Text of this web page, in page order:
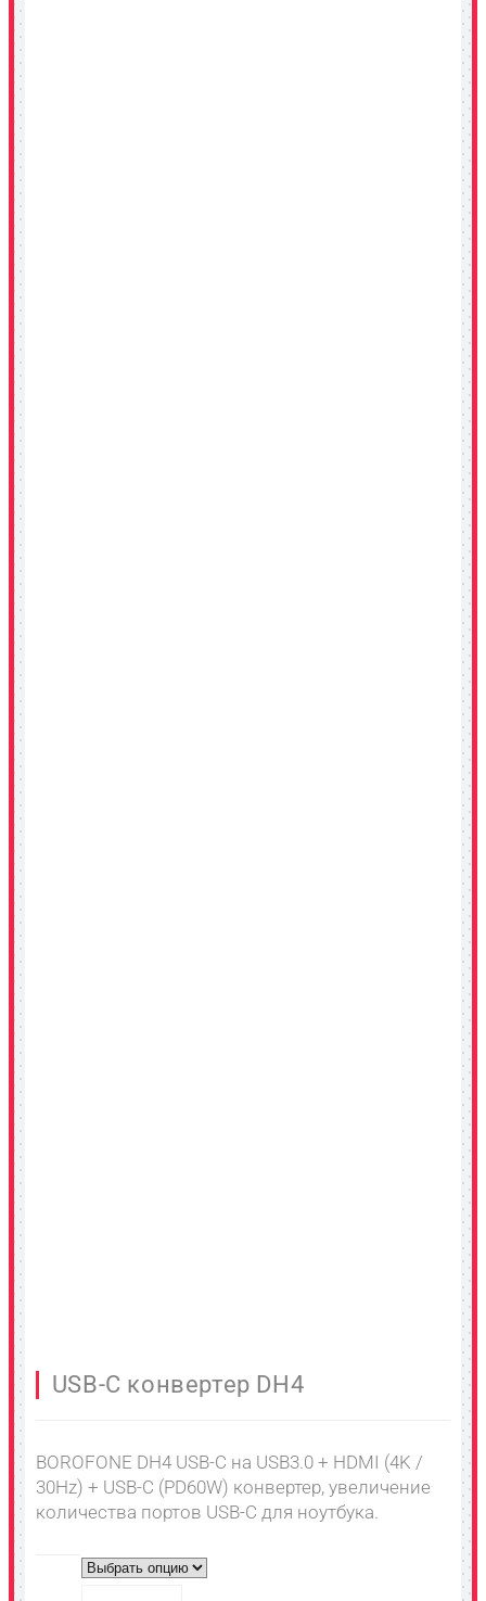
USB-C конвертер DH4
BOROFONE DH4 USB-C на USB3.0 + HDMI (4K /
30Hz) + USB-C (PD60W) конвертер, увеличение
количества портов USB-C для ноутбука.